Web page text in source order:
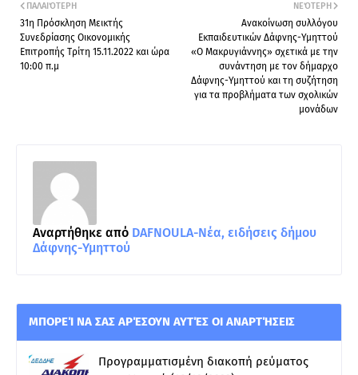
ΝΕΌΤΕΡΗ
Ανακοίνωση συλλόγου
Εκπαιδευτικών Δάφνης-Υμηττού
«Ο Μακρυγιάννης» σχετικά με την
συνάντηση με τον δήμαρχο
Δάφνης-Υμηττού και τη συζήτηση
για τα προβλήματα των σχολικών
μονάδων
ΠΑΛΑΙΌΤΕΡΗ
31η Πρόσκληση Μεικτής
Συνεδρίασης Οικονομικής
Επιτροπής Τρίτη 15.11.2022 και ώρα
10:00 π.μ
Αναρτήθηκε από DAFNOULA-Νέα, ειδήσεις δήμου
Δάφνης-Υμηττού
ΜΠΟΡΕΊ ΝΑ ΣΑΣ ΑΡΈΣΟΥΝ ΑΥΤΈΣ ΟΙ ΑΝΑΡΤΉΣΕΙΣ
Προγραμματισμένη διακοπή ρεύματος